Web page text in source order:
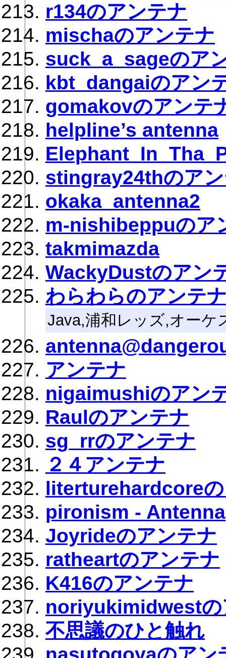
r134のアンテナ
mischaのアンテナ
suck_a_sageのア
kbt_dangaiのアン
gomakovのアンテ
helpline’s antenna
stingray24thのア
okaka_antenna2
m-nishibeppuのア
takmimazda
WackyDustのアン
わらわらのアンテ
Java,浦和レッズ,オーケ
アンテナ
nigaimushiのアン
Raulのアンテナ
sg_rrのアンテナ
２４アンテナ
literturehardcore
pironism - Antenna
Joyrideのアンテナ
ratheartのアンテナ
K416のアンテナ
noriyukimidwestの
不思議のひと触れ